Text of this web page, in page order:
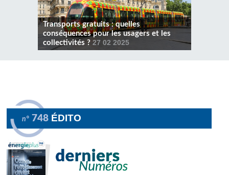
Transports gratuits : quelles
conséquences pour les usagers et les
collectivités ? 27 02 2025
n° 748 ÉDITO